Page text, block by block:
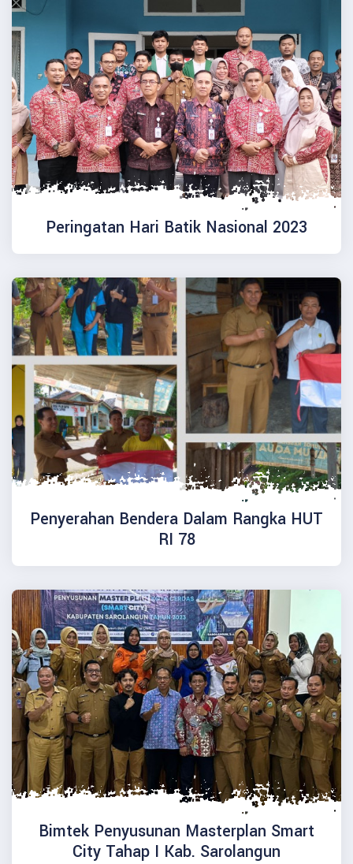
Peringatan Hari Batik Nasional 2023
Penyerahan Bendera Dalam Rangka HUT
RI 78
Bimtek Penyusunan Masterplan Smart
City Tahap I Kab. Sarolangun